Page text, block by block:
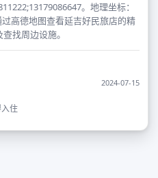
。地理坐标：
高德地图查看延吉好民旅店的精
找周边设施。
2024-07-15
住